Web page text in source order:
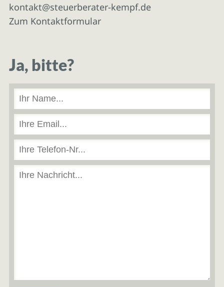
kontakt@steuerberater-kempf.de
Zum Kontaktformular
Ja, bitte?